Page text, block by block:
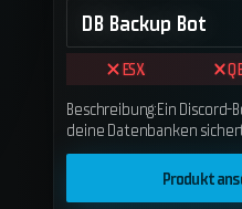
DB Backup Bot
ESX
Beschreibung:Ein
deine Datenbanken
Produkt